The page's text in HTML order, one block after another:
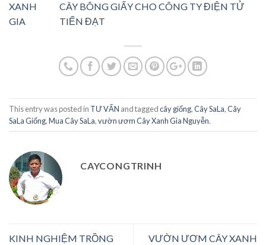
CÂY BÔNG GIẤY CHO CÔNG TY ĐIỆN TỬ
TIẾN ĐẠT
This entry was posted in TƯ VẤN and taggedcây giống,Cây SaLa,Cây
SaLa Giống,Mua Cây SaLa,vườn ươm Cây Xanh Gia Nguyễn.
CAYCONGTRINH
KINH NGHIỆM TRỒNG
VƯỜN ƯƠM CÂY XANH